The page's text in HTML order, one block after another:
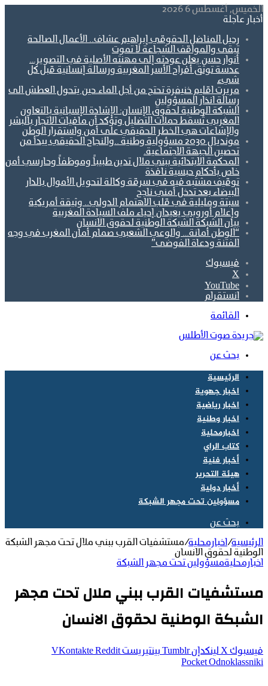
الخميس, أغسطس 6 2026
أخبار عاجلة
رحيل المناضل الحقوقي إبراهيم عشاف.. الأعمال الصالحة
تبقى والمواقف الشجاعة لا تموت
أنوار حسن يعلن عودته إلى مهنته الأصلية في التصوير…
عدسة توثق أفراح الأسر المغربية ورسالة إنسانية قبل كل
شيء
مريرت اقليم خنيفرة تحتج من أجل الماء.حين يتحول العطش الى
رسالة انذار المسؤولين
الشبكة الوطنية لحقوق الإنسان: الإشادة الإسبانية بالتعاون
المغربي تُسقط حملات التضليل وتؤكد أن مافيات الاتجار بالبشر
والإشاعات هي الخطر الحقيقي على أمن واستقرار الوطن
مونديال 2030 مسؤولية وطنية ..والنجاح الحقيقي يبدأ من
تحصين الجبهة الاجتماعية.
المحكمة الابتدائية ببني ملال تدين طبيباً وموظفاً وحارسي أمن
خاص بأحكام حبسية نافذة
توقيف مشتبه فيه في سرقة وكالة لتحويل الأموال بالدار
البيضاء بعد تدخل أمني ناجح
سبتة ومليلية في قلب الاهتمام الدولي.. وثيقة أمريكية
وإعلام أوروبي يعيدان إحياء ملف السيادة المغربية
بيان الشبكة الشبكة الوطنية لحقوق الانسان
“الوطن أمانة… والوعي الشعبي صمام أمان المغرب في وجه
الفتنة ودعاة الفوضى”
فيسبوك
‫X
‫YouTube
انستقرام
القائمة
بحث عن
الرئيسية
اخبار جهوية
اخبار رياضية
اخبار وطنية
اخبارمحلية
كتاب الراي
أخبار فنية
هيئة التحرير
أخبار دولية
مسؤولين تحت مجهر الشبكة
بحث عن
الرئيسية/ اخبارمحلية/مستشفيات القرب ببني ملال تحت مجهر الشبكة
الوطنية لحقوق الانسان
اخبارمحليةمسؤولين تحت مجهر الشبكة
مستشفيات القرب ببني ملال تحت مجهر
الشبكة الوطنية لحقوق الانسان
فيسبوك‫X لينكدإن بينتيريست
Odnoklassniki
‫Pocket